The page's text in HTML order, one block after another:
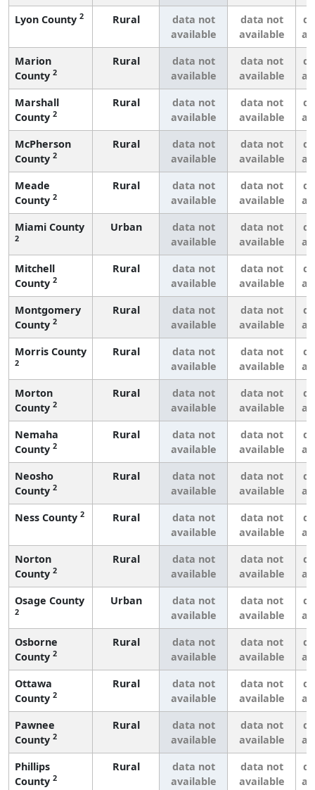
Lyon County 2 Rural
data not
available
data not
available
Marion
County 2
Rural
data not
available
data not
available
Marshall
County 2
Rural
data not
available
data not
available
McPherson
County 2
Rural
data not
available
data not
available
Meade
County 2
Rural
data not
available
data not
available
Miami County
2
Urban
data not
available
data not
available
Mitchell
County 2
Rural
data not
available
data not
available
Montgomery
County 2
Rural
data not
available
data not
available
Morris County
2
Rural
data not
available
data not
available
Morton
County 2
Rural
data not
available
data not
available
Nemaha
County 2
Rural
data not
available
data not
available
Neosho
County 2
Rural
data not
available
data not
available
Ness County 2 Rural
data not
available
data not
available
Norton
County 2
Rural
data not
available
data not
available
Osage County
2
Urban
data not
available
data not
available
Osborne
County 2
Rural
data not
available
data not
available
Ottawa
County 2
Rural
data not
available
data not
available
Pawnee
County 2
Rural
data not
available
data not
available
Phillips
County 2
Rural
data not
available
data not
available